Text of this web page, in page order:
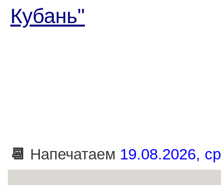
Кубань"
📆 Напечатаем 19.08.2026,